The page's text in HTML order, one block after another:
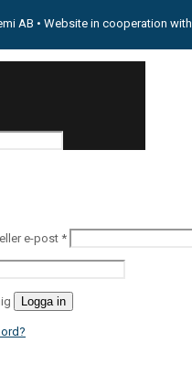
AB • Website in cooperation with
e-post *
Logga in